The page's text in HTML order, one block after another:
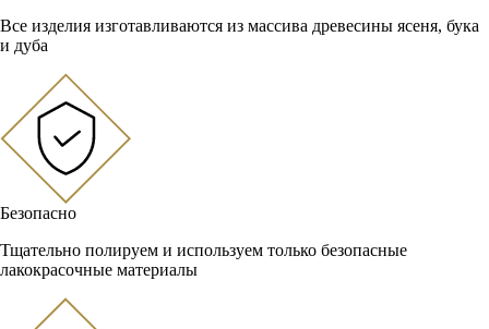
Все изделия изготавливаются из массива древесины ясеня, бука
и дуба
Безопасно
Тщательно полируем и используем только безопасные
лакокрасочные материалы